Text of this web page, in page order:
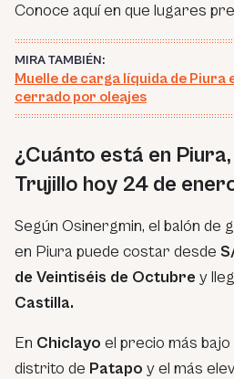
Conoce aquí en que lugares
MIRA TAMBIÉN:
Muelle de carga líquida de Piura
cerrado por oleajes
¿Cuánto está en
Trujillo hoy 24 de
Según Osinergmin, el balón de
en Piura puede costar desde
de Veintiséis de Octubre y
Castilla.
En Chiclayo el precio más bajo
distrito de Patapo y el más